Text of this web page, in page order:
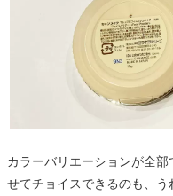
カラーバリエーションが全
せてチョイスできるのも、う